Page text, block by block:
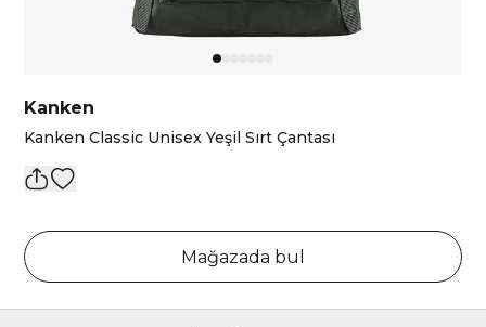
Kanken
Kanken Classic Unisex Yeşil Sırt Çantası
Mağazada bul